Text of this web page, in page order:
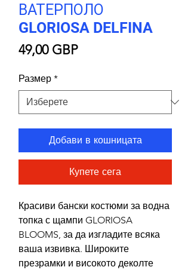
ВАТЕРПОЛО
GLORIOSA DELFINA
49,00 GBPЦена
Размер *
Добави в кошницата
Купете сега
Красиви бански костюми за водна
топка с щампи GLORIOSA
BLOOMS, за да изгладите всяка
ваша извивка. Широките
презрамки и високото деколте